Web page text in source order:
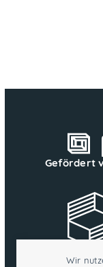
Wir
Gefördert
Dieses Projekt